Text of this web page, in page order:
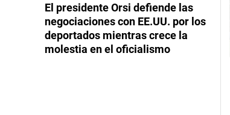
El presidente Orsi defiende las
negociaciones con EE.UU. por los
deportados mientras crece la
molestia en el oficialismo